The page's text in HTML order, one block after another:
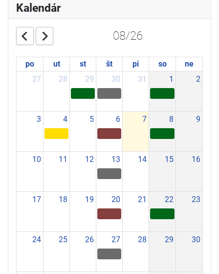
Kalendár
08/26
po ut st št pi so
ne
27
28 29 30 31 1 2
3 4 5 6 7 8 9
10 11 12 13 14 15 16
17 18 19 20 21 22 23
24 25 26 27 28 29 30